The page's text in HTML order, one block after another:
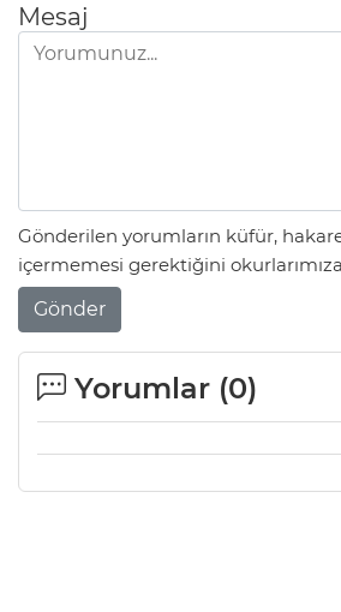
Mesaj
Gönderilen yorumların küfür,
içermemesi gerektiğini
Gönder
Yorumlar (0)